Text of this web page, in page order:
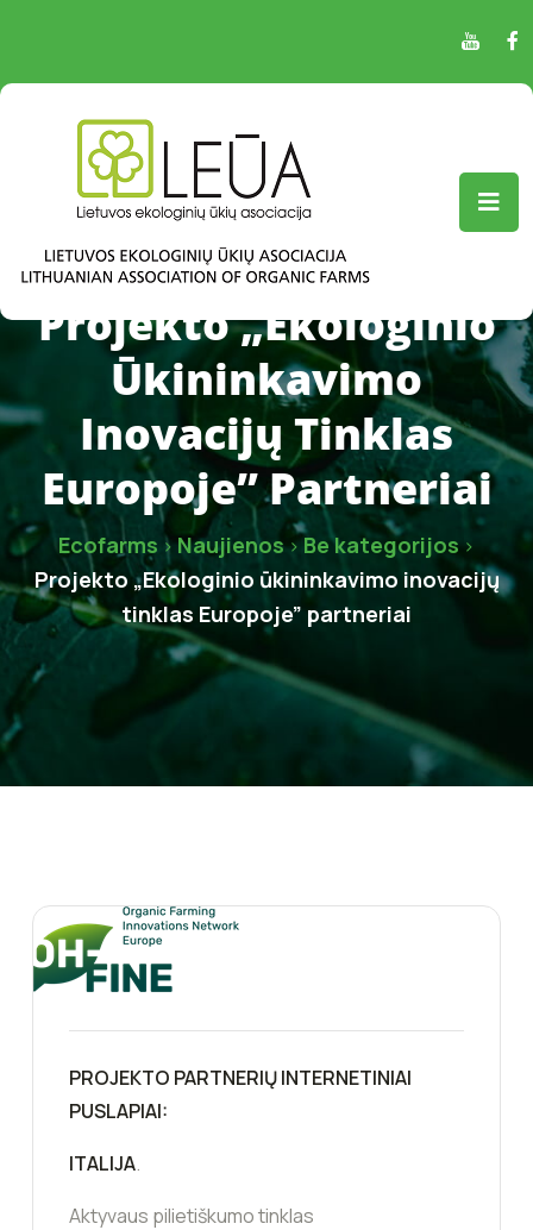
Projekto „Ekologinio
Ūkininkavimo
Inovacijų Tinklas
Europoje” Partneriai
Ecofarms >Naujienos>Be kategorijos >
Projekto „Ekologinio ūkininkavimo inovacijų
tinklas Europoje” partneriai
PROJEKTO PARTNERIŲ INTERNETINIAI
PUSLAPIAI:
ITALIJA.
Aktyvaus pilietiškumo tinklas